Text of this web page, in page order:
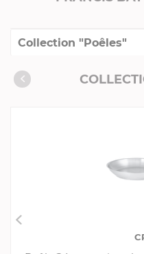
Collection "Poêles"
Collection "Collection